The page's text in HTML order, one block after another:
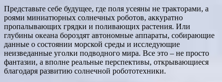
Представьте себе будущее, где поля усеяны не тракторами, а
роями миниатюрных солнечных роботов, аккуратно
пропалывающих грядки и поливающих растения. Или
глубины океана бороздят автономные аппараты, собирающие
данные о состоянии морской среды и исследующие
неизведанные уголки подводного мира. Все это – не просто
фантазии, а вполне реальные перспективы, открывающиеся
благодаря развитию солнечной робототехники.